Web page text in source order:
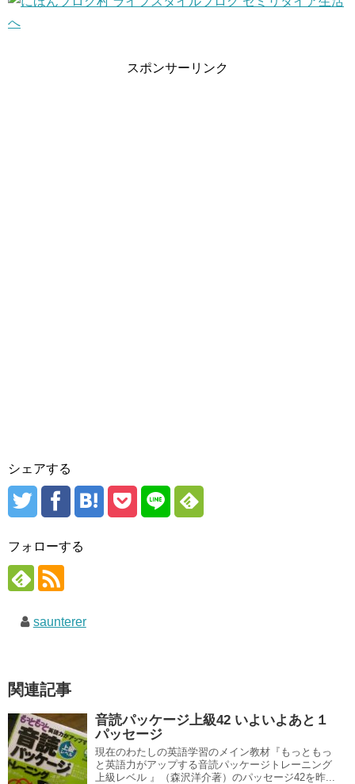
スポンサーリンク
シェアする
フォローする
saunterer
関連記事
音読パッケージ上級42 いよいよあと１
パッセージ
現在のわたしの英語学習のメイン教材『もっともっ
と英語力がアップする音読パッケージトレーニング
上級レベル 』（森沢洋介著）のパッセージ42を昨...